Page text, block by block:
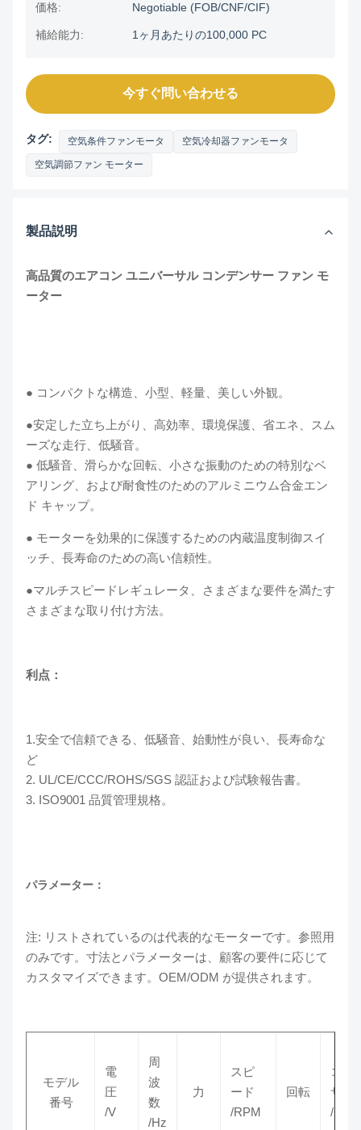
価格: Negotiable (FOB/CNF/CIF)
補給能力: 1ヶ月あたりの100,000 PC
今すぐ問い合わせる
タグ: 空気条件ファンモータ 空気冷却器ファンモータ
空気調節ファン モーター
製品説明
高品質のエアコン ユニバーサル コンデンサー ファン モ
ーター
● コンパクトな構造、小型、軽量、美しい外観。
●安定した立ち上がり、高効率、環境保護、省エネ、スム
ーズな走行、低騒音。
● 低騒音、滑らかな回転、小さな振動のための特別なベ
アリング、および耐食性のためのアルミニウム合金エン
ド キャップ。
● モーターを効果的に保護するための内蔵温度制御スイ
ッチ、長寿命のための高い信頼性。
●マルチスピードレギュレータ、さまざまな要件を満たす
さまざまな取り付け方法。
利点：
1.安全で信頼できる、低騒音、始動性が良い、長寿命な
ど
2. UL/CE/CCC/ROHS/SGS 認証および試験報告書。
3. ISO9001 品質管理規格。
パラメーター：
注: リストされているのは代表的なモーターです。参照用
のみです。寸法とパラメーターは、顧客の要件に応じて
カスタマイズできます。OEM/ODM が提供されます。
モデル
番号
電
圧
/V
周
波
数
/Hz
力
スピ
ード
/RPM
回転
コン
サ
/